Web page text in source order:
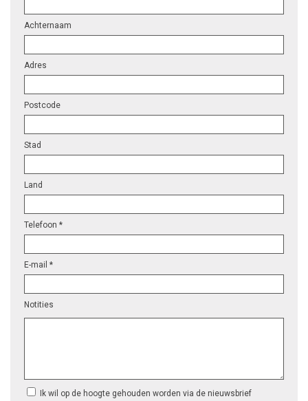
Achternaam
Adres
Postcode
Stad
Land
Telefoon *
E-mail *
Notities
Ik wil op de hoogte gehouden worden via de nieuwsbrief